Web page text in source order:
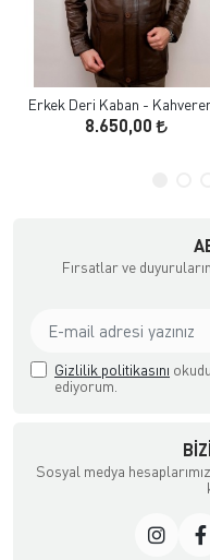
Erkek Deri Kaban -
8.650,00
Fırsatlar ve
Gizlilik politikasını
ediyorum.
Sosyal medya